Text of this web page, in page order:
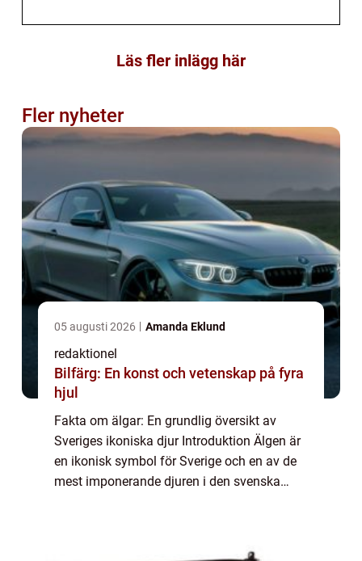
Läs fler inlägg här
Fler nyheter
05 augusti 2026 Amanda Eklund
redaktionel
Bilfärg: En konst och vetenskap på fyra
hjul
Fakta om älgar: En grundlig översikt av
Sveriges ikoniska djur Introduktion Älgen är
en ikonisk symbol för Sverige och en av de
mest imponerande djuren i den svenska